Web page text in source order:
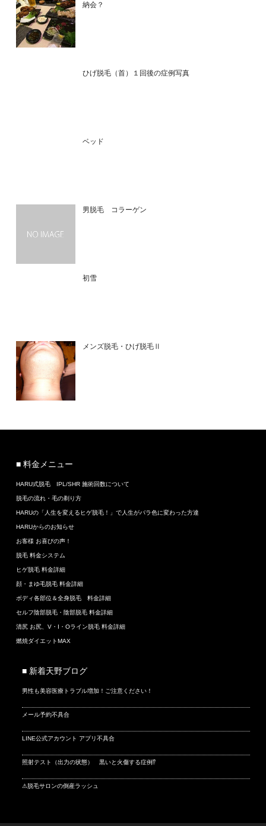
納会？
ひげ脱毛（首）１回後の症例写真
ベッド
男脱毛 コラーゲン
初雪
メンズ脱毛・ひげ脱毛Ⅱ
■ 料金メニュー
HARU式脱毛 IPL/SHR 施術回数について
脱毛の流れ・毛の剃り方
HARUの「人生を変えるヒゲ脱毛！」で人生がバラ色に変わった方達
HARUからのお知らせ
お客様 お喜びの声！
脱毛 料金システム
ヒゲ脱毛 料金詳細
顔・まゆ毛脱毛 料金詳細
ボディ各部位＆全身脱毛 料金詳細
セルフ陰部脱毛・陰部脱毛 料金詳細
清尻 お尻、V・I・Oライン脱毛 料金詳細
燃焼ダイエットMAX
■ 新着天野ブログ
男性も美容医療トラブル増加！ご注意ください！
メール予約不具合
LINE公式アカウント アプリ不具合
照射テスト（出力の状態） 黒いと火傷する症例⁉
⚠脱毛サロンの倒産ラッシュ